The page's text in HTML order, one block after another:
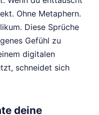
Ohne Metaphern.
Diese Sprüche
Gefühl zu
digitalen
schneidet sich
deine